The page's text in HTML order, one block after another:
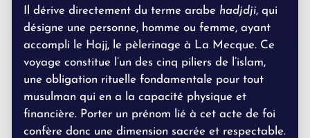
Il dérive directement du terme arabe hadjdji, qui
désigne une personne, homme ou femme, ayant
accompli le Hajj, le pèlerinage à La Mecque. Ce
voyage constitue l’un des cinq piliers de l’islam,
une obligation rituelle fondamentale pour tout
musulman qui en a la capacité physique et
financière. Porter un prénom lié à cet acte de foi
confère donc une dimension sacrée et respectable.